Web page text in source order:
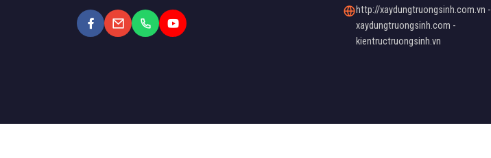
http://xaydungtruongsinh.com.vn -
xaydungtruongsinh.com -
kientructruongsinh.vn